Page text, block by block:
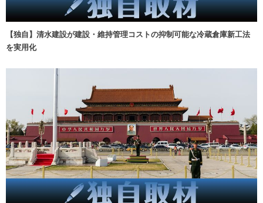
【独自】清水建設が建設・維持管理コストの抑制可能な冷蔵倉庫新工法
を実用化